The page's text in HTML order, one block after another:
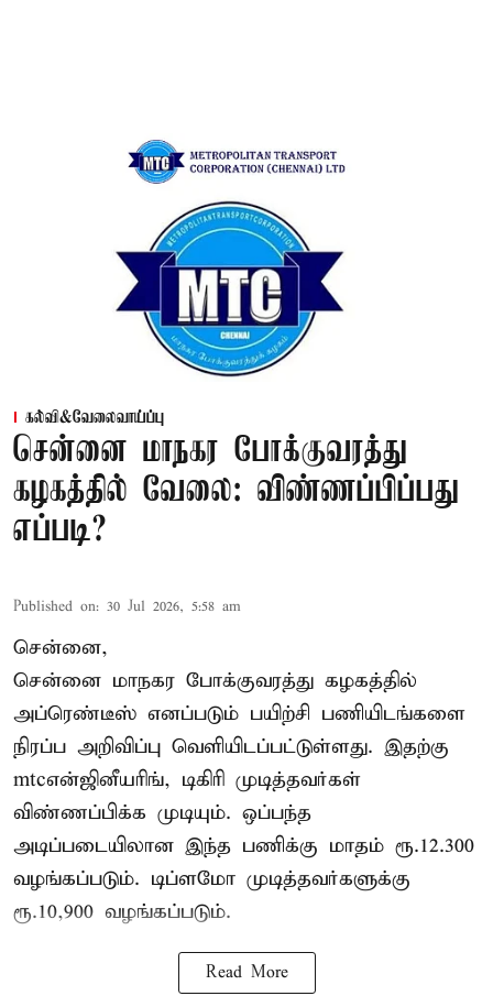
கல்வி&வேலைவாய்ப்பு
சென்னை மாநகர போக்குவரத்து
கழகத்தில் வேலை: விண்ணப்பிப்பது
எப்படி?
Published on: 30 Jul 2026, 5:58 am
சென்னை,
சென்னை மாநகர போக்குவரத்து கழகத்தில்
அப்ரெண்டீஸ் எனப்படும் பயிற்சி பணியிடங்களை
நிரப்ப அறிவிப்பு வெளியிடப்பட்டுள்ளது. இதற்கு
mtcஎன்ஜினீயரிங், டிகிரி முடித்தவர்கள்
விண்ணப்பிக்க முடியும். ஒப்பந்த
அடிப்படையிலான இந்த பணிக்கு மாதம் ரூ.12.300
வழங்கப்படும். டிப்ளமோ முடித்தவர்களுக்கு
ரூ.10,900 வழங்கப்படும்.
Read More